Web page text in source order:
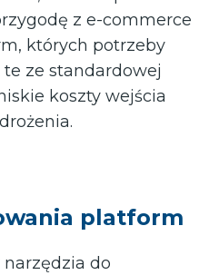
z e-commerce
których potrzeby
ze standardowej
koszty wejścia
platform
do